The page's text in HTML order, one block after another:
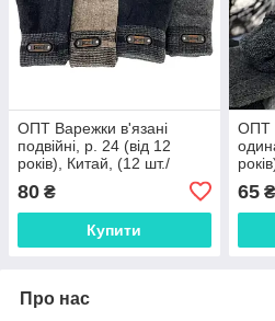
ОПТ Варежки в'язані
подвійні, р. 24 (від 12
років), Китай, (12 шт./
80 ₴
Купити
ОПТ
65₴
Про нас